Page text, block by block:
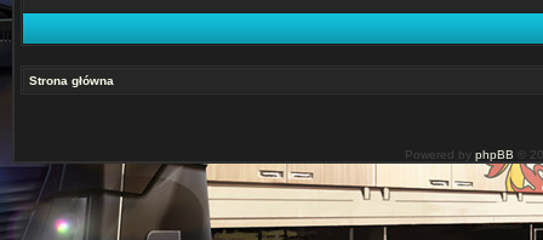
Strona główna
Powered by phpBB ©